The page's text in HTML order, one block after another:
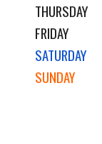
THURSDAY
FRIDAY
SATURDAY
SUNDAY